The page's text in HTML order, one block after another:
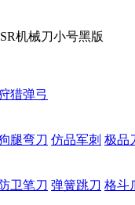
SR机械刀小号黑版
猎弹弓
腿弯刀 仿品军刺 极品
防卫笔刀 弹簧跳刀 格斗